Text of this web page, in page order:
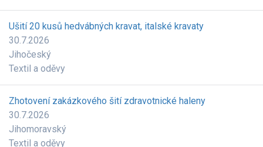
Ušití 20 kusů hedvábných kravat, italské kravaty
30.7.2026
Jihočeský
Textil a oděvy
Zhotovení zakázkového šití zdravotnické haleny
30.7.2026
Jihomoravský
Textil a oděvy